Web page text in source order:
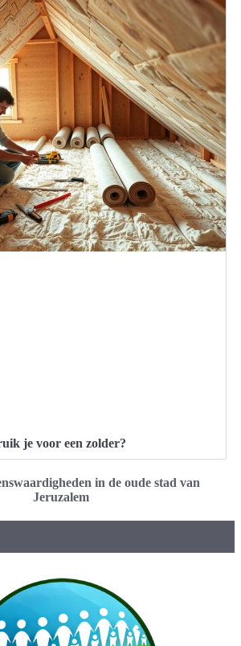
je voor een zolder?
in de oude stad van
Jeruzalem